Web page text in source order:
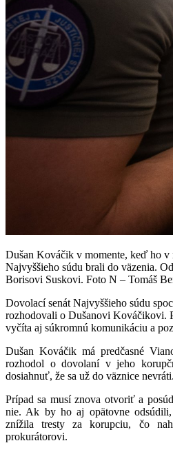
Dušan Kováčik v momente, keď ho v
Najvyššieho súdu brali do väzenia.
Borisovi Suskovi. Foto N – Tomáš
Dovolací senát Najvyššieho súdu
rozhodovali o Dušanovi Kováčikovi.
vyčíta aj súkromnú komunikáciu a
Dušan Kováčik má predčasné
rozhodol o dovolaní v jeho
dosiahnuť, že sa už do väznice nevráti.
Prípad sa musí znova otvoriť a
nie. Ak by ho aj opätovne odsúdili,
znížila tresty za korupciu, čo
prokurátorovi.